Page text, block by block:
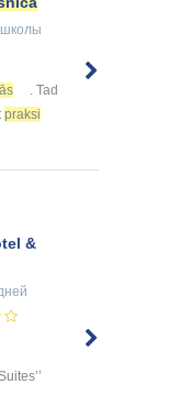
. Tad
praksi
&